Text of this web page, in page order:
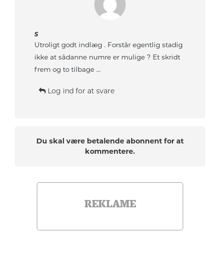
S
Utroligt godt indlæg . Forstår egentlig stadig
ikke at sådanne numre er mulige ? Et skridt
frem og to tilbage …
Log ind for at svare
Du skal være betalende abonnent for at
kommentere.
REKLAME